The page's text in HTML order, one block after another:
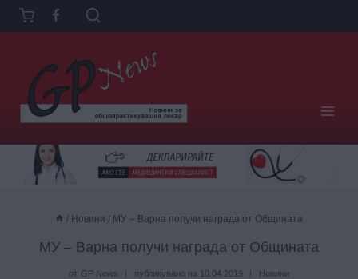
Към
съдържанието
/ Новини / МУ – Варна получи награда от Общината
МУ – Варна получи награда от Общината
от GP News публикувано на 10.04.2019 Новини